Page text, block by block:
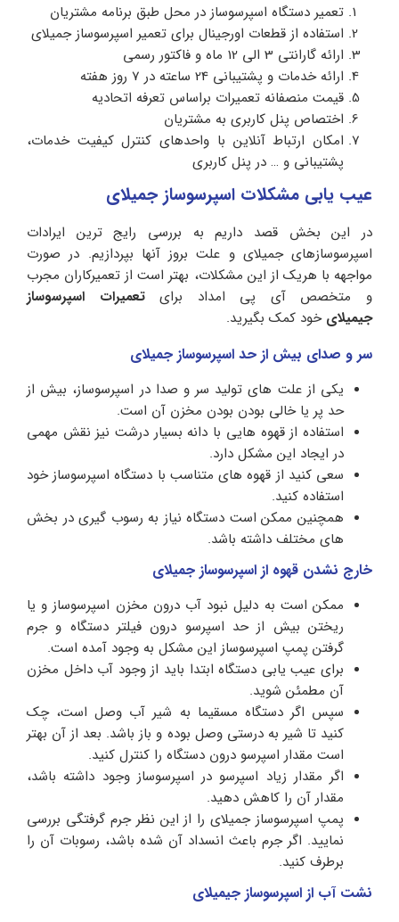
تعمیر دستگاه اسپرسوساز در محل طبق برنامه مشتریان
استفاده از قطعات اورجینال برای تعمیر اسپرسوساز جمیلای
ارائه گارانتی 3 الی 12 ماه و فاکتور رسمی
ارائه خدمات و پشتیبانی 24 ساعته در 7 روز هفته
قیمت منصفانه تعمیرات براساس تعرفه اتحادیه
اختصاص پنل کاربری به مشتریان
امکان ارتباط آنلاین با واحدهای کنترل کیفیت خدمات،
پشتیبانی و … در پنل کاربری
عیب یابی مشکلات اسپرسوساز جمیلای
در این بخش قصد داریم به بررسی رایج ترین ایرادات
اسپرسوسازهای جمیلای و علت بروز آنها بپردازیم. در صورت
مواجهه با هریک از این مشکلات، بهتر است از تعمیرکاران مجرب
و متخصص آی پی امداد برایتعمیرات اسپرسوساز
جیمیلای خود کمک بگیرید.
سر و صدای بیش از حد اسپرسوساز جمیلای
یکی از علت های تولید سر و صدا در اسپرسوساز، بیش از
حد پر یا خالی بودن بودن مخزن آن است.
استفاده از قهوه هایی با دانه بسیار درشت نیز نقش مهمی
در ایجاد این مشکل دارد.
سعی کنید از قهوه های متناسب با دستگاه اسپرسوساز خود
استفاده کنید.
همچنین ممکن است دستگاه نیاز به رسوب گیری در بخش
های مختلف داشته باشد.
خارج نشدن قهوه از اسپرسوساز جمیلای
ممکن است به دلیل نبود آب درون مخزن اسپرسوساز و یا
ریختن بیش ‌از حد اسپرسو درون فیلتر دستگاه و جرم
گرفتن پمپ اسپرسوساز این مشکل به وجود آمده است.
برای عیب یابی دستگاه ابتدا باید از وجود آب داخل مخزن
آن مطمئن شوید.
سپس اگر دستگاه مسقیما به شیر آب وصل است، چک
کنید تا شیر به درستی وصل بوده و باز باشد. بعد از آن بهتر
است مقدار اسپرسو درون دستگاه را کنترل کنید.
اگر مقدار زیاد اسپرسو در اسپرسوساز وجود داشته باشد،
مقدار آن را کاهش دهید.
پمپ اسپرسوساز جمیلای را از این نظر جرم گرفتگی بررسی
نمایید. اگر جرم باعث انسداد آن شده باشد، رسوبات آن را
برطرف کنید.
نشت آب از اسپرسوساز جیمیلای